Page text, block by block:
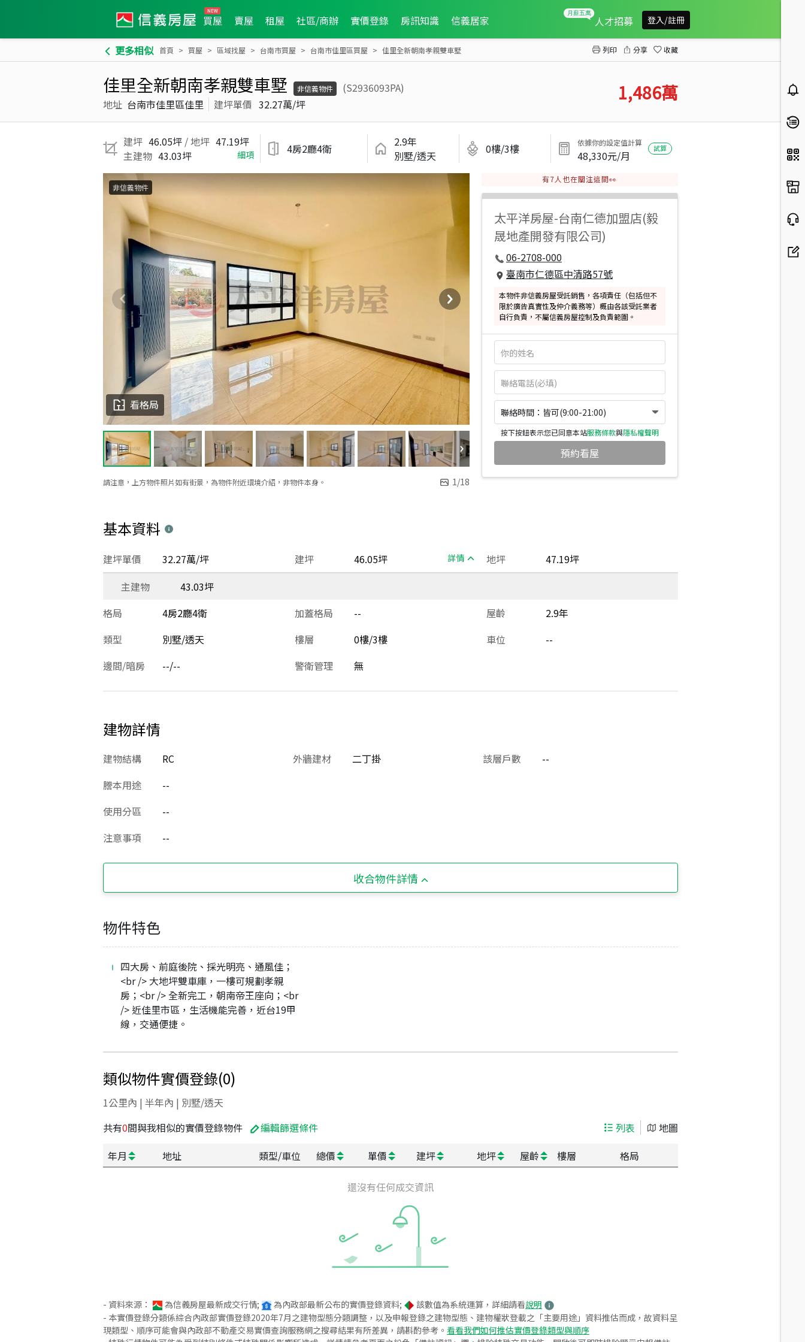
買屋 賣屋 租屋 社區/商辦 實價登錄 房訊知識 信義居家 人才招募 登入/註冊
更多相似 首頁 買屋 區域找屋 台南市買屋 台南市佳里區買屋 佳里全新朝南孝親雙車墅 列印 分享 收藏
佳里全新朝南孝親雙車墅 非信義物件
(S2936093PA)
地址 台南市佳里區佳里 建坪單價 32.27萬/坪 1,486萬
建坪 46.05坪 / 地坪 47.19坪
主建物 43.03坪 細項 4房2廳4衛
2.9年
別墅/透天
0樓/3樓 依據你的設定值計算
48,330元/月
試算
請注意，上方物件照片如有街景，為物件附近環境介紹，非物件本身。 1/18
看格局
非信義物件
有7人也在關注這間👀
太平洋房屋-台南仁德加盟店(毅
晟地產開發有限公司)
06-2708-000
臺南市仁德區中清路57號
本物件非信義房屋受託銷售，各項責任（包括但不
限於廣告真實性及仲介義務等）概由各該受託業者
自行負責，不屬信義房屋控制及負責範圍。
聯絡時間：皆可(9:00-21:00)
按下按鈕表示您已同意本站服務條款與隱私權聲明
預約看屋
基本資料
建坪 46.05坪 詳情
建坪單價 32.27萬/坪 地坪
47.19坪
主建物
43.03坪
格局
4房2廳4衛 加蓋格局 -- 屋齡
2.9年
類型
別墅/透天 樓層 0樓/3樓 車位
--
邊間/暗房
--/-- 警衛管理 無
建物詳情
建物結構 RC 外牆建材 二丁掛 該層戶數
--
謄本用途
--
使用分區
--
注意事項
--
收合物件詳情
物件特色
四大房、前庭後院、採光明亮、通風佳；
<br /> 大地坪雙車庫，一樓可規劃孝親
房；<br /> 全新完工，朝南帝王座向；<br
/> 近佳里市區，生活機能完善，近台19甲
線，交通便捷。
類似物件實價登錄(0)
1公里內 | 半年內 | 別墅/透天
共有0間與我相似的實價登錄物件 編輯篩選條件 列表
地圖
年月
地址 類型/車位 總價 單價 建坪 地坪 屋齡 樓層 格局
還沒有任何成交資訊
- 資料來源： 為信義房屋最新成交行情; 為內政部最新公布的實價登錄資料; 該數值為系統運算，詳細請看說明
- 本實價登錄分類係綜合內政部實價登錄2020年7月之建物型態分類調整，以及申報登錄之建物型態、建物權狀登載之「主要用途」資料推估而成，故資料呈
現類型、順序可能會與內政部不動產交易實價查詢服務網之搜尋結果有所差異，請斟酌參考。 看看我們如何推估實價登錄類型與順序